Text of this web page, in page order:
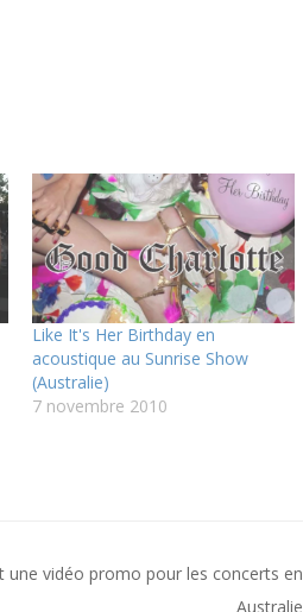
Like It's Her Birthday en
acoustique au Sunrise Show
(Australie)
7 novembre 2010
une vidéo promo pour les concerts en
Australie